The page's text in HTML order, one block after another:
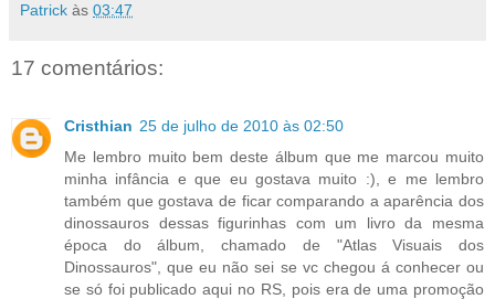
Patrick às 03:47
17 comentários:
Cristhian 25 de julho de 2010 às 02:50
Me lembro muito bem deste álbum que me marcou muito
minha infância e que eu gostava muito :), e me lembro
também que gostava de ficar comparando a aparência dos
dinossauros dessas figurinhas com um livro da mesma
época do álbum, chamado de "Atlas Visuais dos
Dinossauros", que eu não sei se vc chegou á conhecer ou
se só foi publicado aqui no RS, pois era de uma promoção